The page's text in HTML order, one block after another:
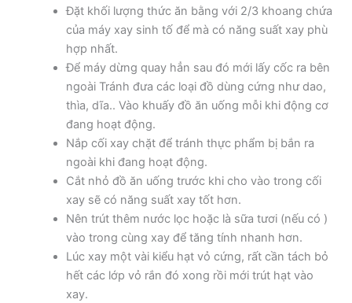
Đặt khối lượng thức ăn bằng với 2/3 khoang chứa
của máy xay sinh tố để mà có năng suất xay phù
hợp nhất.
Để máy dừng quay hẳn sau đó mới lấy cốc ra bên
ngoài Tránh đưa các loại đồ dùng cứng như dao,
thìa, dĩa.. Vào khuấy đồ ăn uống mỗi khi động cơ
đang hoạt động.
Nắp cối xay chặt để tránh thực phẩm bị bắn ra
ngoài khi đang hoạt động.
Cắt nhỏ đồ ăn uống trước khi cho vào trong cối
xay sẽ có năng suất xay tốt hơn.
Nên trút thêm nước lọc hoặc là sữa tươi (nếu có )
vào trong cùng xay để tăng tính nhanh hơn.
Lúc xay một vài kiểu hạt vỏ cứng, rất cần tách bỏ
hết các lớp vỏ rắn đó xong rồi mới trút hạt vào
xay.